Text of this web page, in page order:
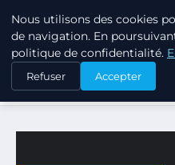
TUEZ-LES TOUS
ACCUEIL
TENDANCES DU
« JE COMMERCIALISE MON
Nous utilisons des cookies
de navigation. En
politique de confidentialité.
Refuser Accepter